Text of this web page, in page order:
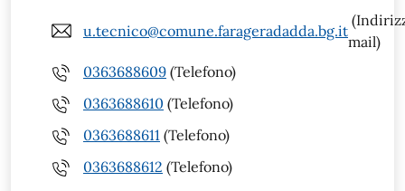
u.tecnico@comune.farageradadda.bg.it
mail)
0363688609 (Telefono)
0363688610 (Telefono)
0363688611 (Telefono)
0363688612 (Telefono)